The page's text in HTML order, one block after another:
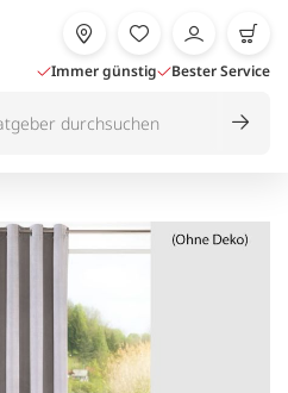
Immer günstig Bester Service